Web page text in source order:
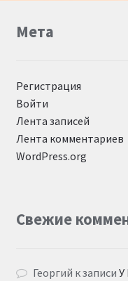
Мета
Регистрация
Войти
Лента записей
Лента комментариев
WordPress.org
Свежие
Георгий к записиУ